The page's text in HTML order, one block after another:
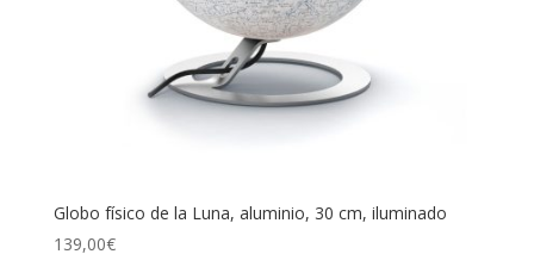
Globo físico de la Luna, aluminio, 30 cm, iluminado
139,00€